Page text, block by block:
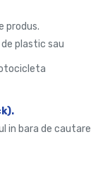
produs.
plastic sau
).
in bara de cautare